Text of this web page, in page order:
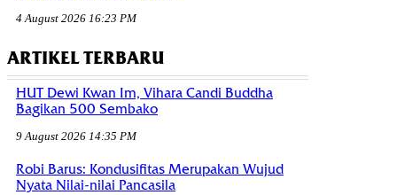
4 August 2026 16:23 PM
ARTIKEL TERBARU
HUT Dewi Kwan Im, Vihara Candi Buddha
Bagikan 500 Sembako
9 August 2026 14:35 PM
Robi Barus: Kondusifitas Merupakan Wujud
Nyata Nilai-nilai Pancasila